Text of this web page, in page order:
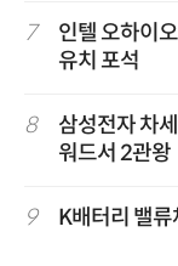
7
인텔 오하이
유치 포석
8
삼성전자 차
워드서 2관왕
9 K배터리 밸